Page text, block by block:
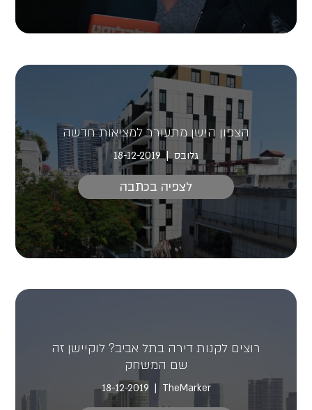
הצפון הישן מתעורר למציאות חדשה
גלובס 18-12-2019
לצפיה בכתבה
רוצים לקנות דירה בתל אביב? לוקיישן זה
שם המשחק
TheMarker
18-12-2019